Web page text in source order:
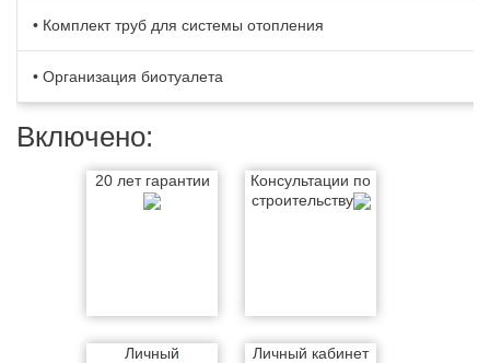
• Комплект труб для системы отопления
• Организация биотуалета
Включено:
20 лет гарантии
Консультации по
строительству
Личный
Личный кабинет